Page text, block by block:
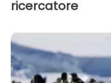
ricercatore